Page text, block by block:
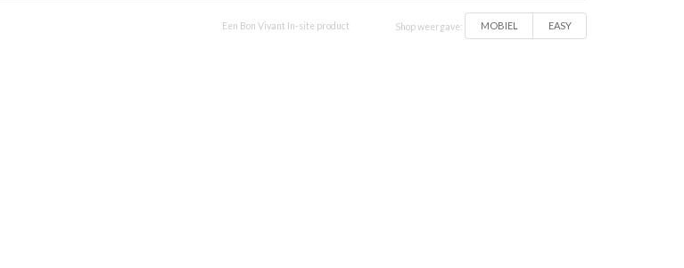
Een Bon Vivant In-site product Shop weergave: MOBIEL EASY